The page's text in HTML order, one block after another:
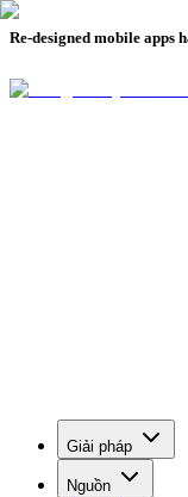
Re-designed mobile apps
Giải pháp
Nguồn